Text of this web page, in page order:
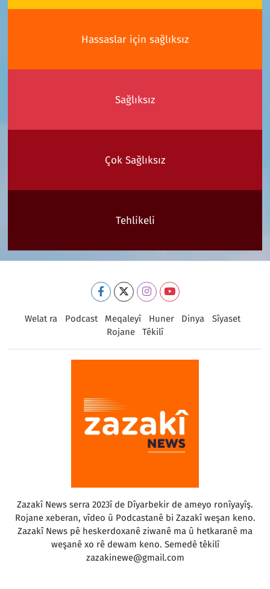
Hassaslar için sağlıksız
Sağlıksız
Çok Sağlıksız
Tehlikeli
Welat ra Podcast Meqaleyî Huner Dinya
Sîyaset
Rojane
Têkilî
Zazakî News serra 2023î de Dîyarbekir de ameyo ronîyayîş.
Rojane xeberan, vîdeo û Podcastanê bi Zazakî weşan keno.
Zazakî News pê heskerdoxanê ziwanê ma û hetkaranê ma
weşanê xo rê dewam keno. Semedê têkilî
zazakinewe@gmail.com